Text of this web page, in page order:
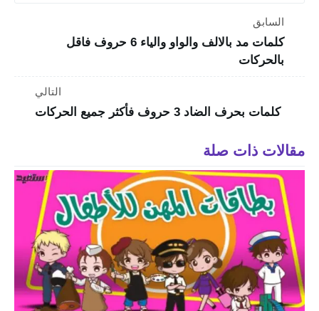
السابق
كلمات مد بالالف والواو والياء 6 حروف فاقل
بالحركات
التالي
كلمات بحرف الضاد 3 حروف فأكثر جميع الحركات
مقالات ذات صلة